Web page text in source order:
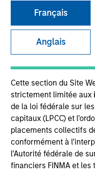
Français
Anglais
Cette section du Site
strictement limitée aux
de la loi fédérale sur
capitaux (LPCC) et
placements collectifs
conformément à
l'Autorité fédérale de
financiers FINMA et
Energy
COUNTRY
United States